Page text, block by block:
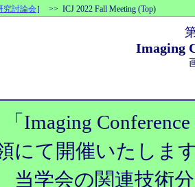
究討論会］ >> ICJ 2022 Fall Meeting (Top)
Imaging
「Imaging
にて開催いたしま
当学会の関連技術